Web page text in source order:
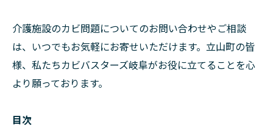
介護施設のカビ問題についてのお問い合わせやご相談
は、いつでもお気軽にお寄せいただけます。立山町の皆
様、私たちカビバスターズ岐阜がお役に立てることを心
より願っております。
目次